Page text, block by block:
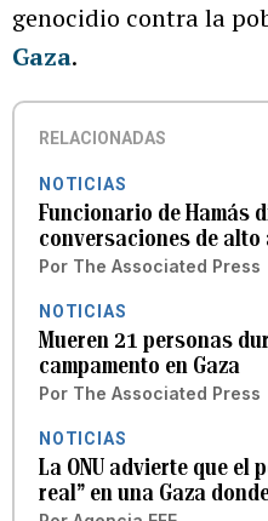
genocidio contra la
Gaza.
RELACIONADAS
NOTICIAS
Funcionario de Hamás
conversaciones de alto
Por The Associated Press
NOTICIAS
Mueren 21 personas
campamento en Gaza
Por The Associated Press
NOTICIAS
La ONU advierte que el
real” en una Gaza